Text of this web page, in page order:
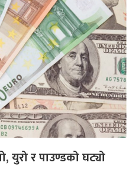
युरो र पाउण्डको घट्यो